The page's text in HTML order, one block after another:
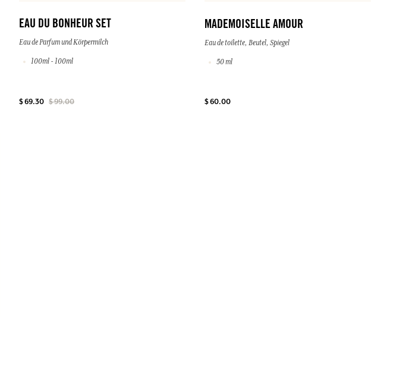
EAU DU BONHEUR SET
Eau de Parfum und Körpermilch
100ml - 100ml
$ 69.30 $ 99.00
MADEMOISELLE AMOUR
Eau de toilette, Beutel, Spiegel
50 ml
$ 60.00